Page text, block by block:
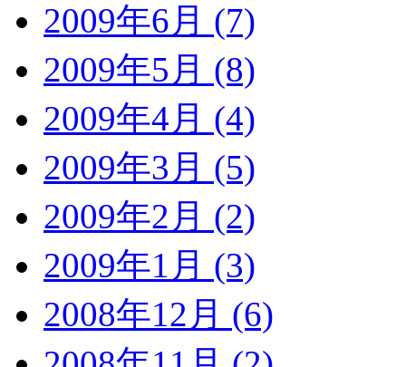
2009年6月 (7)
2009年5月 (8)
2009年4月 (4)
2009年3月 (5)
2009年2月 (2)
2009年1月 (3)
2008年12月 (6)